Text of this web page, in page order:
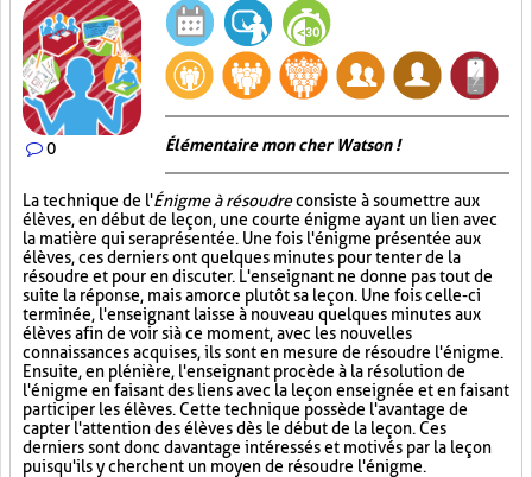
0 Élémentaire mon cher Watson !
La technique de l'Énigme à résoudreconsiste à soumettre aux
élèves, en début de leçon, une courte énigme ayant un lien avec
la matière qui sera présentée. Une fois l'énigme présentée aux
élèves, ces derniers ont quelques minutes pour tenter de la
résoudre et pour en discuter. L'enseignant ne donne pas tout de
suite la réponse, mais amorce plutôt sa leçon. Une fois celle-ci
terminée, l'enseignant laisse à nouveau quelques minutes aux
élèves afin de voir si à ce moment, avec les nouvelles
connaissances acquises, ils sont en mesure de résoudre l'énigme.
Ensuite, en plénière, l'enseignant procède à la résolution de
l'énigme en faisant des liens avec la leçon enseignée et en faisant
participer les élèves. Cette technique possède l'avantage de
capter l'attention des élèves dès le début de la leçon. Ces
derniers sont donc davantage intéressés et motivés par la leçon
puisqu'ils y cherchent un moyen de résoudre l'énigme.